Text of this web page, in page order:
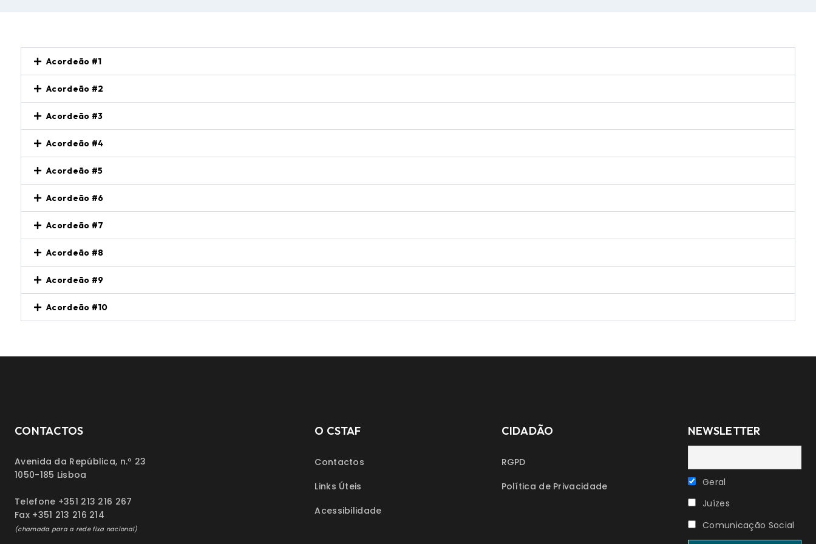
Acordeão #1
Acordeão #2
Acordeão #3
Acordeão #4
Acordeão #5
Acordeão #6
Acordeão #7
Acordeão #8
Acordeão #9
Acordeão #10
CONTACTOS
Avenida da República, n.º 23
1050-185 Lisboa
Telefone +351 213 216 267
Fax +351 213 216 214
(chamada para a rede fixa nacional)
O CSTAF
Contactos
Links Úteis
Acessibilidade
CIDADÃO
RGPD
Política de Privacidade
NEWSLETTER
Geral
Juízes
Comunicação Social